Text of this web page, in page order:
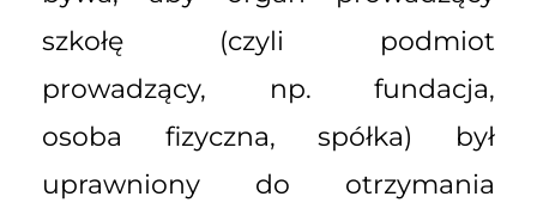
szkołę (czyli podmiot
prowadzący, np. fundacja,
osoba fizyczna, spółka) był
uprawniony do otrzymania